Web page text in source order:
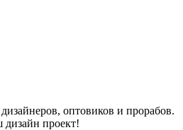
оптовиков и прорабов.
дизайн проект!